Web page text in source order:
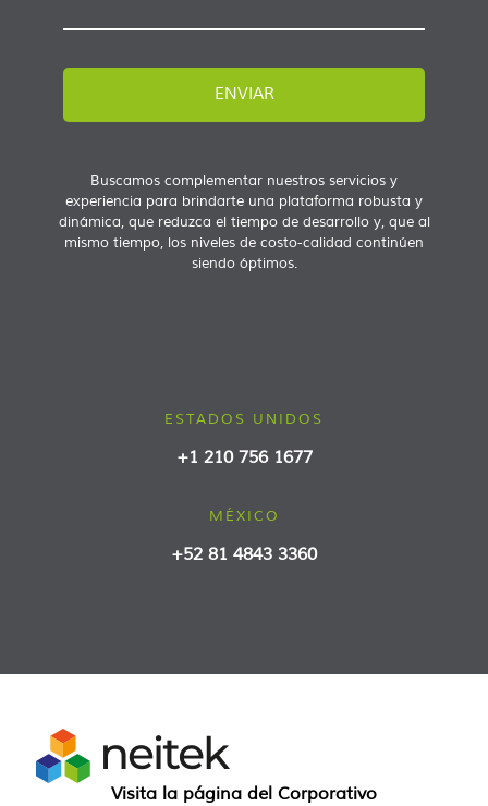
Buscamos complementar nuestros servicios y
experiencia para brindarte una plataforma robusta y
dinámica, que reduzca el tiempo de desarrollo y, que al
mismo tiempo, los niveles de costo-calidad continúen
siendo óptimos.
ESTADOS UNIDOS
+1 210 756 1677
MÉXICO
+52 81 4843 3360
Visita la página del Corporativo